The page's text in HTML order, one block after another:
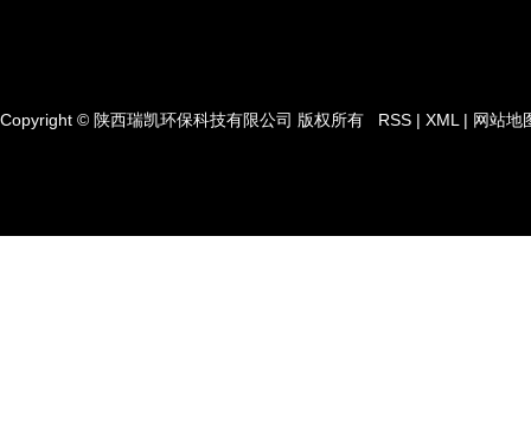
Copyright © 陕西瑞凯环保科技有限公司 版权所有 RSS | XML | 网站地